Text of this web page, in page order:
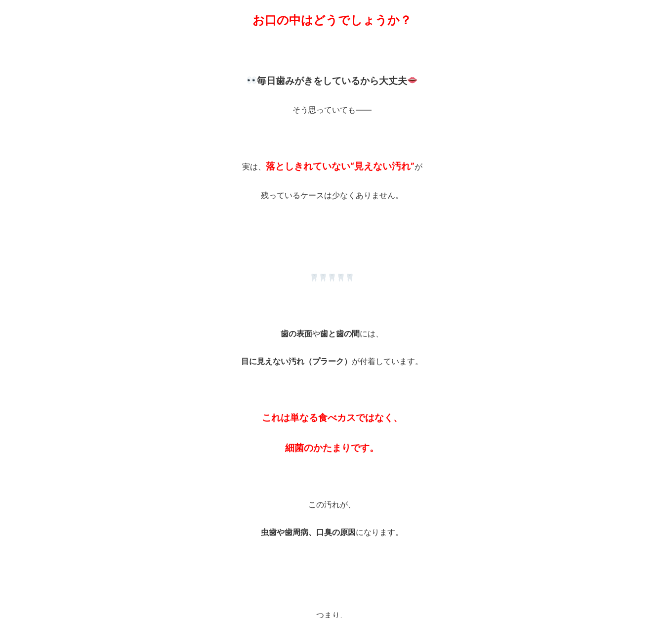
お口の中はどうでしょうか？
毎日歯みがきをしているから大丈夫
そう思っていても――
実は、 落としきれていない“見えない汚れ”が
残っているケースは少なくありません。
歯の表面や歯と歯の間には、
目に見えない汚れ（プラーク） が付着しています。
これは単なる食べカスではなく、
細菌のかたまりです。
この汚れが、
虫歯や歯周病、口臭の原因になります。
つまり、